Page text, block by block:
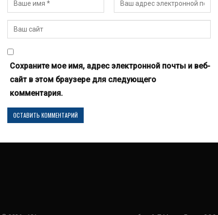
Сохраните мое имя, адрес электронной почты и веб-
сайт в этом браузере для следующего
комментария.